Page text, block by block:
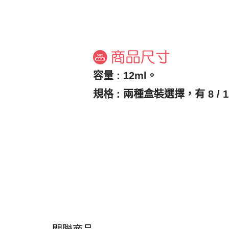
容量 : 12ml。
規格 : 兩種盒裝選擇，有 8 /